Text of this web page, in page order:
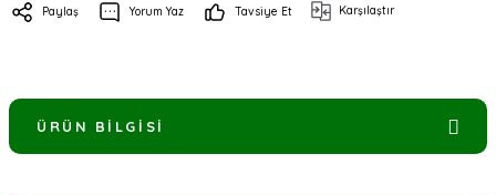
Paylaş Yorum Yaz Tavsiye Et Karşılaştır
ÜRÜN BILGISI